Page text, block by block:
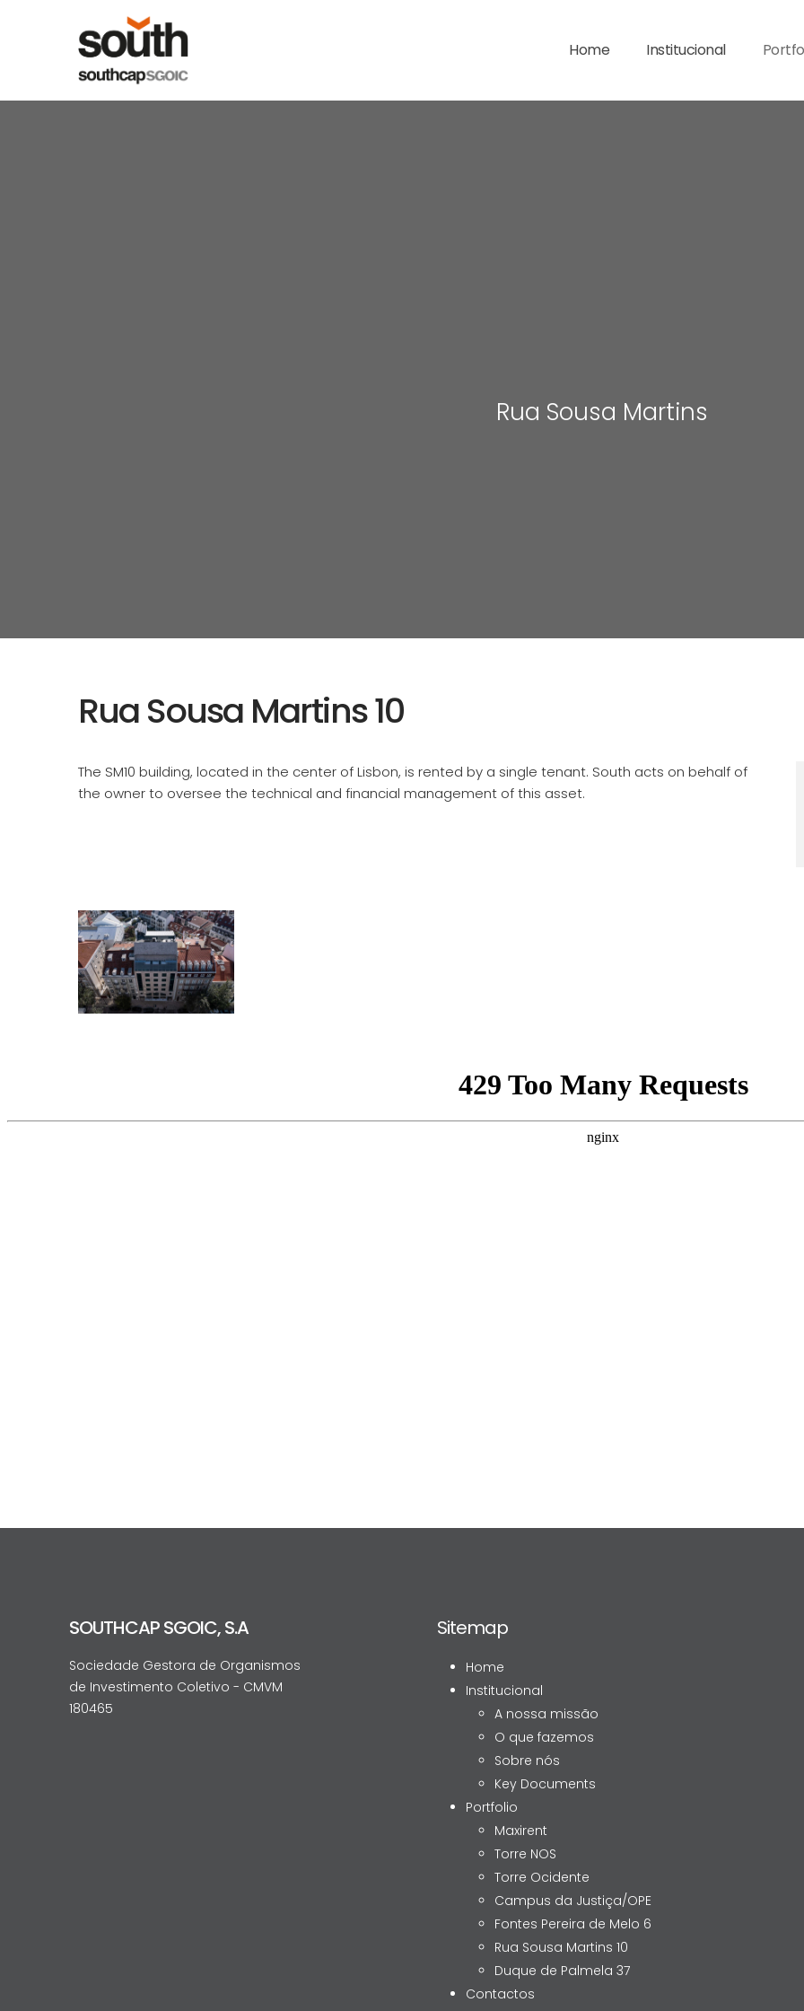
Home Institucional
Rua Sousa Martins
Rua Sousa Martins 10
The SM10 building, located in the center of Lisbon, is rented by a single tenant. South acts on behalf of
the owner to oversee the technical and financial management of this asset.
SOUTHCAP SGOIC, S.A
Sociedade Gestora de Organismos
de Investimento Coletivo - CMVM
180465
Sitemap
Home
Institucional
A nossa missão
O que fazemos
Sobre nós
Key Documents
Portfolio
Maxirent
Torre NOS
Torre Ocidente
Campus da Justiça/OPE
Fontes Pereira de Melo 6
Rua Sousa Martins 10
Duque de Palmela 37
Contactos